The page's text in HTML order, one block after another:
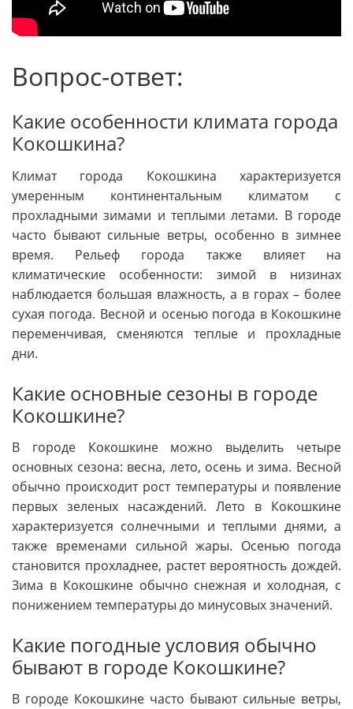
Вопрос-ответ:
Какие особенности климата города
Кокошкина?
Климат города Кокошкина характеризуется
умеренным континентальным климатом с
прохладными зимами и теплыми летами. В городе
часто бывают сильные ветры, особенно в зимнее
время. Рельеф города также влияет на
климатические особенности: зимой в низинах
наблюдается большая влажность, а в горах – более
сухая погода. Весной и осенью погода в Кокошкине
переменчивая, сменяются теплые и прохладные
дни.
Какие основные сезоны в городе
Кокошкине?
В городе Кокошкине можно выделить четыре
основных сезона: весна, лето, осень и зима. Весной
обычно происходит рост температуры и появление
первых зеленых насаждений. Лето в Кокошкине
характеризуется солнечными и теплыми днями, а
также временами сильной жары. Осенью погода
становится прохладнее, растет вероятность дождей.
Зима в Кокошкине обычно снежная и холодная, с
понижением температуры до минусовых значений.
Какие погодные условия обычно
бывают в городе Кокошкине?
В городе Кокошкине часто бывают сильные ветры,